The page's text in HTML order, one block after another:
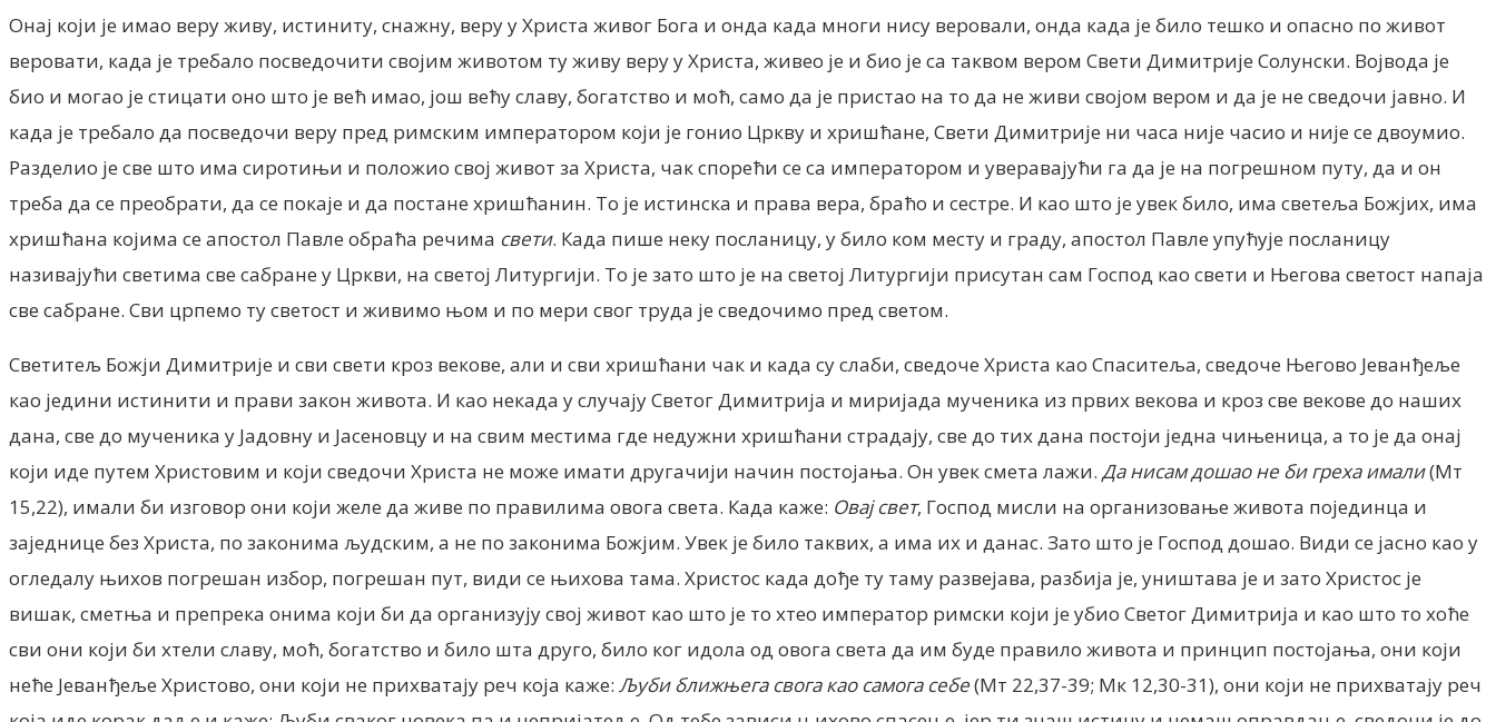
Онај који је имао веру живу, истиниту, снажну, веру у Христа живог Бога и онда када многи нису веровали, онда када је било тешко и опасно по живот
веровати, када је требало посведочити својим животом ту живу веру у Христа, живео је и био је са таквом вером Свети Димитрије Солунски. Војвода је
био и могао је стицати оно што је већ имао, још већу славу, богатство и моћ, само да је пристао на то да не живи својом вером и да је не сведочи јавно. И
када је требало да посведочи веру пред римским императором који је гонио Цркву и хришћане, Свети Димитрије ни часа није часио и није се двоумио.
Разделио је све што има сиротињи и положио свој живот за Христа, чак спорећи се са императором и уверавајући га да је на погрешном путу, да и он
треба да се преобрати, да се покаје и да постане хришћанин. То је истинска и права вера, браћо и сестре. И као што је увек било, има светеља Божјих, има
хришћана којима се апостол Павле обраћа речима свети. Када пише неку посланицу, у било ком месту и граду, апостол Павле упућује посланицу
називајући светима све сабране у Цркви, на светој Литургији. То је зато што је на светој Литургији присутан сам Господ као свети и Његова светост напаја
све сабране. Сви црпемо ту светост и живимо њом и по мери свог труда је сведочимо пред светом.
Светитељ Божји Димитрије и сви свети кроз векове, али и сви хришћани чак и када су слаби, сведоче Христа као Спаситеља, сведоче Његово Јеванђеље
као једини истинити и прави закон живота. И као некада у случају Светог Димитрија и миријада мученика из првих векова и кроз све векове до наших
дана, све до мученика у Јадовну и Јасеновцу и на свим местима где недужни хришћани страдају, све до тих дана постоји једна чињеница, а то је да онај
који иде путем Христовим и који сведочи Христа не може имати другачији начин постојања. Он увек смета лажи. Да нисам дошао не би греха имали(Мт
15,22), имали би изговор они који желе да живе по правилима овога света. Када каже: Овај свет, Господ мисли на организовање живота појединца и
заједнице без Христа, по законима људским, а не по законима Божјим. Увек је било таквих, а има их и данас. Зато што је Господ дошао. Види се јасно као у
огледалу њихов погрешан избор, погрешан пут, види се њихова тама. Христос када дође ту таму развејава, разбија је, уништава је и зато Христос је
вишак, сметња и препрека онима који би да организују свој живот као што је то хтео император римски који је убио Светог Димитрија и као што то хоће
сви они који би хтели славу, моћ, богатство и било шта друго, било ког идола од овога света да им буде правило живота и принцип постојања, они који
неће Јеванђеље Христово, они који не прихватају реч која каже: Љуби ближњега свога као самога себе(Мт 22,37-39; Мк 12,30-31), они који не прихватају реч